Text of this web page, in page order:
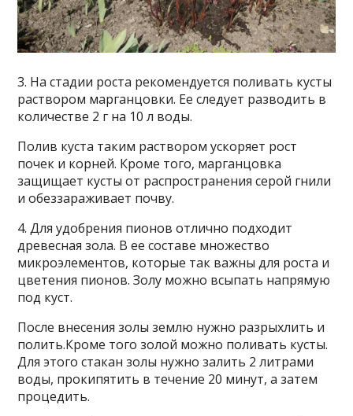
3. На стадии роста рекомендуется поливать кусты
раствором марганцовки. Ее следует разводить в
количестве 2 г на 10 л воды.
Полив куста таким раствором ускоряет рост
почек и корней. Кроме того, марганцовка
защищает кусты от распространения серой гнили
и обеззараживает почву.
4. Для удобрения пионов отлично подходит
древесная зола. В ее составе множество
микроэлементов, которые так важны для роста и
цветения пионов. Золу можно всыпать напрямую
под куст.
После внесения золы землю нужно разрыхлить и
полить.Кроме того золой можно поливать кусты.
Для этого стакан золы нужно залить 2 литрами
воды, прокипятить в течение 20 минут, а затем
процедить.